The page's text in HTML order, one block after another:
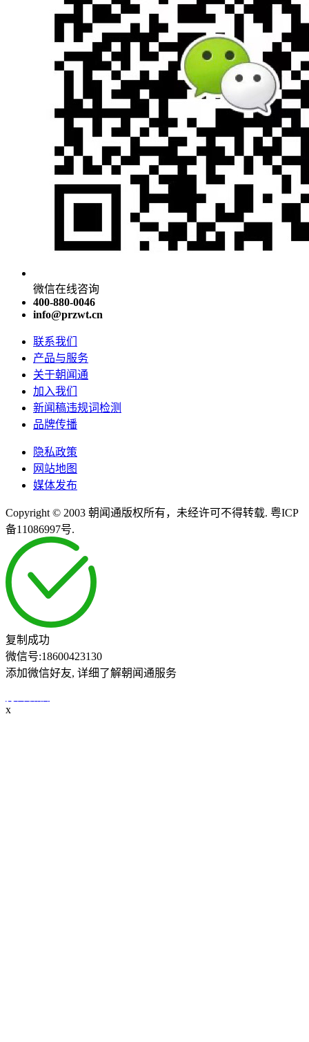
微信在线咨询
400-880-0046
info@przwt.cn
联系我们
产品与服务
关于朝闻通
加入我们
新闻稿违规词检测
品牌传播
隐私政策
网站地图
媒体发布
Copyright © 2003 朝闻通版权所有，未经许可不得转载. 粤ICP
备11086997号.
复制成功
微信号:18600423130
添加微信好友, 详细了解朝闻通服务
x